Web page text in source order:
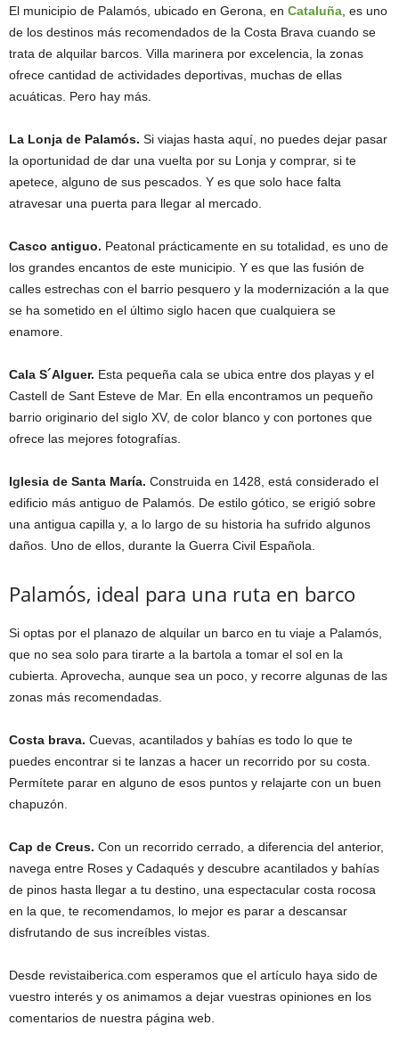
El municipio de Palamós, ubicado en Gerona, en Cataluña , es uno
de los destinos más recomendados de la Costa Brava cuando se
trata de alquilar barcos. Villa marinera por excelencia, la zonas
ofrece cantidad de actividades deportivas, muchas de ellas
acuáticas. Pero hay más.
La Lonja de Palamós. Si viajas hasta aquí, no puedes dejar pasar
la oportunidad de dar una vuelta por su Lonja y comprar, si te
apetece, alguno de sus pescados. Y es que solo hace falta
atravesar una puerta para llegar al mercado.
Casco antiguo. Peatonal prácticamente en su totalidad, es uno de
los grandes encantos de este municipio. Y es que las fusión de
calles estrechas con el barrio pesquero y la modernización a la que
se ha sometido en el último siglo hacen que cualquiera se
enamore.
Cala S´Alguer. Esta pequeña cala se ubica entre dos playas y el
Castell de Sant Esteve de Mar. En ella encontramos un pequeño
barrio originario del siglo XV, de color blanco y con portones que
ofrece las mejores fotografías.
Iglesia de Santa María. Construida en 1428, está considerado el
edificio más antiguo de Palamós. De estilo gótico, se erigió sobre
una antigua capilla y, a lo largo de su historia ha sufrido algunos
daños. Uno de ellos, durante la Guerra Civil Española.
Palamós, ideal para una ruta en barco
Si optas por el planazo de alquilar un barco en tu viaje a Palamós,
que no sea solo para tirarte a la bartola a tomar el sol en la
cubierta. Aprovecha, aunque sea un poco, y recorre algunas de las
zonas más recomendadas.
Costa brava. Cuevas, acantilados y bahías es todo lo que te
puedes encontrar si te lanzas a hacer un recorrido por su costa.
Permítete parar en alguno de esos puntos y relajarte con un buen
chapuzón.
Cap de Creus. Con un recorrido cerrado, a diferencia del anterior,
navega entre Roses y Cadaqués y descubre acantilados y bahías
de pinos hasta llegar a tu destino, una espectacular costa rocosa
en la que, te recomendamos, lo mejor es parar a descansar
disfrutando de sus increíbles vistas.
Desde revistaiberica.com esperamos que el artículo haya sido de
vuestro interés y os animamos a dejar vuestras opiniones en los
comentarios de nuestra página web.